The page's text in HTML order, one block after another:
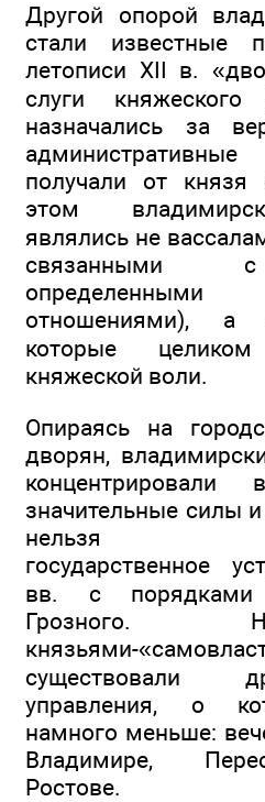
Другой опорой
стали известные
летописи XII в.
слуги
назначались за
получали от князя
этом
являлись не
связанными
отношениями), а
которые
княжеской воли.
Опираясь на
дворян,
значительные силы
нельзя
государственное
вв. с
Грозного.
князьями-
существовали
управления, о
намного меньше:
Владимире,
Ростове.